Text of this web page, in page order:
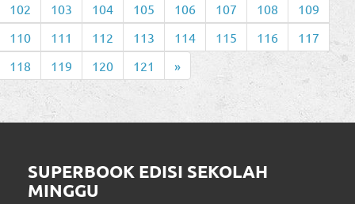
102
103 104 105 106 107 108
109
110
111 112 113 114 115 116
117
118
119 120 121 »
SUPERBOOK EDISI SEKOLAH
MINGGU